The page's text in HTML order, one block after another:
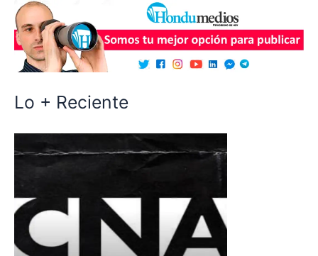
Lo + Reciente